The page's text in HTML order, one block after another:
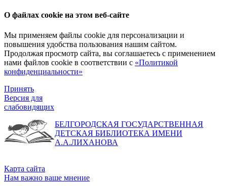
О файлах cookie на этом веб-сайте
Мы применяем файлы cookie для персонализации и
повышения удобства пользования нашим сайтом.
Продолжая просмотр сайта, вы соглашаетесь с применением
нами файлов cookie в соответствии с «Политикой
конфиденциальности»
Принять
Версия для
слабовидящих
БЕЛГОРОДСКАЯ ГОСУДАРСТВЕННАЯ
ДЕТСКАЯ БИБЛИОТЕКА ИМЕНИ
А.А.ЛИХАНОВА
Карта сайта
Нам важно ваше мнение